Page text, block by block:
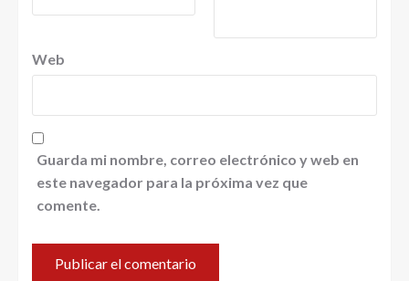
Web
Guarda mi nombre, correo electrónico y web en
este navegador para la próxima vez que
comente.